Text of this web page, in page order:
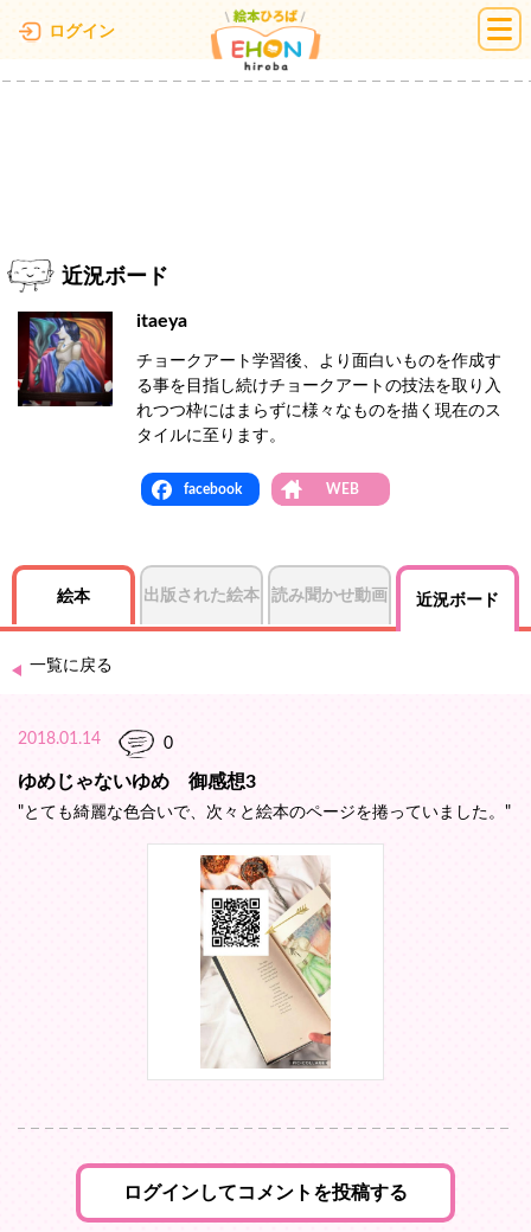
ログイン 絵本ひろば
近況ボード
itaeya
チョークアート学習後、より面白いものを作成す
る事を目指し続けチョークアートの技法を取り入
れつつ枠にはまらずに様々なものを描く現在のス
タイルに至ります。
facebook WEB
絵本 出版された絵本 読み聞かせ動画 近況ボード
一覧に戻る
2018.01.14 0
ゆめじゃないゆめ 御感想3
"とても綺麗な色合いで、次々と絵本のページを捲っていました。"
ログインしてコメントを投稿する